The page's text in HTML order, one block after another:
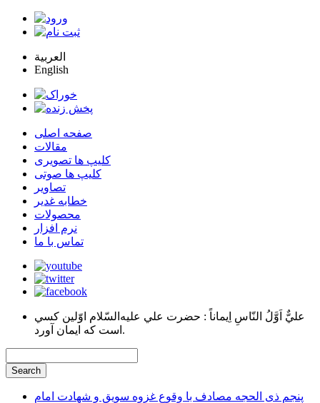
العربية
English
صفحه اصلی
مقالات
کلیپ ها تصویری
کلیپ ها صوتی
تصاویر
خطابه غدیر
محصولات
نرم افزار
تماس با ما
عليٌّ اَوَّلُ النّاسِ اِيماناً : حضرت علي عليه‌السّلام اوّلين كسي
است كه ايمان آورد.
پنجم ذی الحجه مصادف با وقوع غزوه سویق و شهادت امام